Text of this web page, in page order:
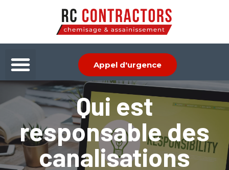
Menu Appel d'urgence
Qui est
responsable des
canalisations